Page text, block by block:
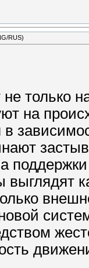
RUS)
только
на
выглядят